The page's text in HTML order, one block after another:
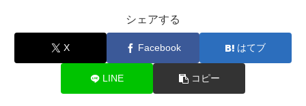
シェアする
X Facebook はてブ
LINE コピー